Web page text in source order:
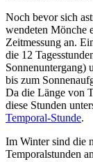
Noch bevor sich
wendeten Mönche
Zeitmessung an.
die 12
Sonnenuntergang)
bis zum
Da die Länge von
diese Stunden
Temporal-Stunde.
Im Winter sind die
Temporalstunden